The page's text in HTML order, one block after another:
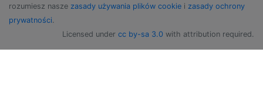
rozumiesz nasze zasady używania plików cookie i zasady ochrony
prywatności.
Licensed under cc by-sa 3.0 with attribution required.